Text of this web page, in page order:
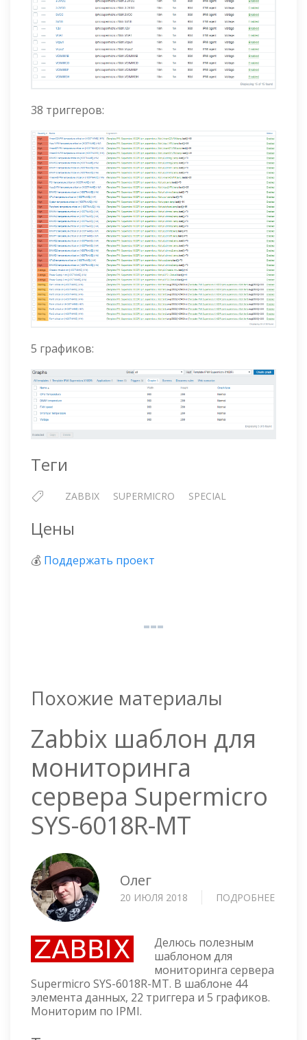
38 триггеров:
5 графиков:
Теги
ZABBIX SUPERMICRO SPECIAL
Цены
💰 Поддержать проект
Похожие материалы
Zabbix шаблон для
мониторинга
сервера Supermicro
SYS-6018R-MT
Олег
20 ИЮЛЯ 2018 ПОДРОБНЕЕ
Делюсь полезным
шаблоном для
мониторинга сервера
Supermicro SYS-6018R-MT. В шаблоне 44
элемента данных, 22 триггера и 5 графиков.
Мониторим по IPMI.